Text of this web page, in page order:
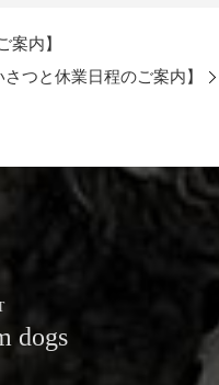
案内】
さつと休業日程のご案内】
dogs